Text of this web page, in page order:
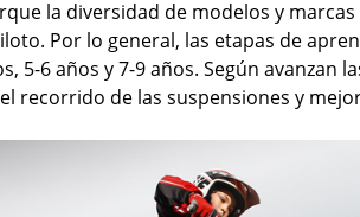
la diversidad de modelos y
Por lo general, las etapas de
5-6 años y 7-9 años. Según avanzan
recorrido de las suspensiones y